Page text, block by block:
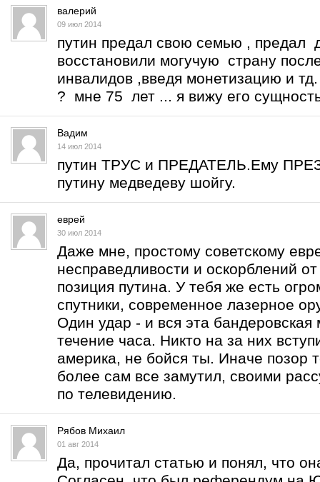
валерий
09 июл 2014
путин предал свою семью , предал
восстановили могучую страну
инвалидов ,введя монетизацию и
? мне 75 лет ... я вижу его
Вадим
14 июл 2014
путин ТРУС и ПРЕДАТЕЛЬ.Ему
путину медведеву шойгу.
еврей
30 июл 2014
Даже мне, простому советскому
несправедливости и оскорблений
позиция путина. У тебя же есть
спутники, современное лазерное
Один удар - и вся эта
течение часа. Никто на за них
америка, не бойся ты. Иначе позор
более сам все замутил, своими
по телевидению.
Рябов Михаил
01 авг 2014
Да, прочитал статью и понял, что